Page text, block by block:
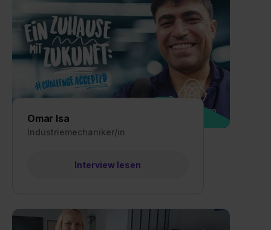
Omar Isa
Industriemechaniker/in
Interview lesen